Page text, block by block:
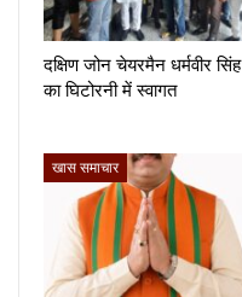
दक्षिण जोन चेयरमैन धर्मवीर सिंह
का घिटोरनी में स्वागत
खास समाचार